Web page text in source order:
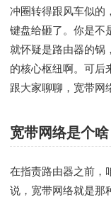
冲圈转得跟风车似的
键盘给砸了。你是不
就怀疑是路由器的锅
的核心枢纽啊。可后
跟大家聊聊，宽带网
宽带网络是个
在指责路由器之前，
说，宽带网络就是那